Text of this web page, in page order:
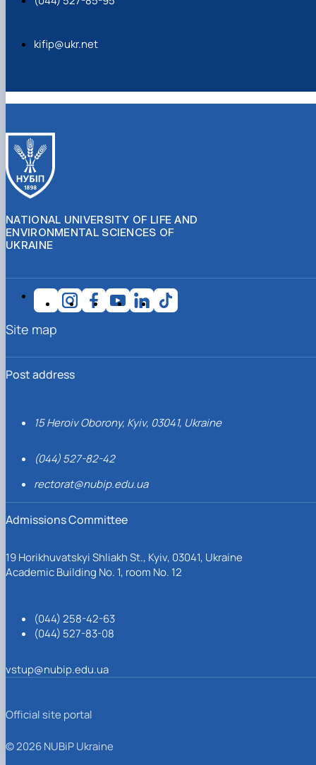
kifip@ukr.net
NATIONAL UNIVERSITY OF LIFE AND
ENVIRONMENTAL SCIENCES OF
UKRAINE
Post address
15 Heroiv Oborony, Kyiv, 03041, Ukraine
(044) 527-82-42
rectorat@nubip.edu.ua
Admissions Committee
19 Horikhuvatskyi Shliakh St., Kyiv, 03041, Ukraine
Academic Building No. 1, room No. 12
(044) 258-42-63
(044) 527-83-08
vstup@nubip.edu.ua
Site map
Official site portal
© 2026 NUBiP Ukraine